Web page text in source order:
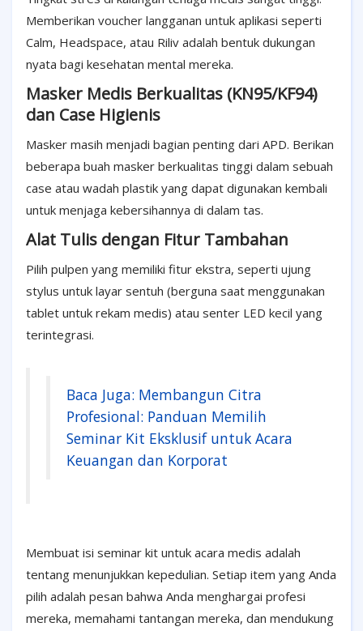
Memberikan voucher langganan untuk aplikasi seperti
Calm, Headspace, atau Riliv adalah bentuk dukungan
nyata bagi kesehatan mental mereka.
Masker Medis Berkualitas (KN95/KF94)
dan Case Higienis
Masker masih menjadi bagian penting dari APD. Berikan
beberapa buah masker berkualitas tinggi dalam sebuah
case atau wadah plastik yang dapat digunakan kembali
untuk menjaga kebersihannya di dalam tas.
Alat Tulis dengan Fitur Tambahan
Pilih pulpen yang memiliki fitur ekstra, seperti ujung
stylus untuk layar sentuh (berguna saat menggunakan
tablet untuk rekam medis) atau senter LED kecil yang
terintegrasi.
Baca Juga: Membangun Citra
Profesional: Panduan Memilih
Seminar Kit Eksklusif untuk Acara
Keuangan dan Korporat
Membuat isi seminar kit untuk acara medis adalah
tentang menunjukkan kepedulian. Setiap item yang Anda
pilih adalah pesan bahwa Anda menghargai profesi
mereka, memahami tantangan mereka, dan mendukung